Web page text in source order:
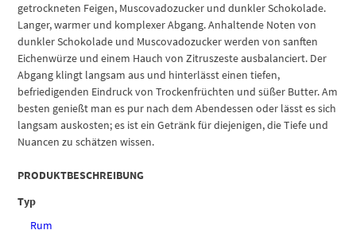
getrockneten Feigen, Muscovadozucker und dunkler Schokolade.
Langer, warmer und komplexer Abgang. Anhaltende Noten von
dunkler Schokolade und Muscovadozucker werden von sanften
Eichenwürze und einem Hauch von Zitruszeste ausbalanciert. Der
Abgang klingt langsam aus und hinterlässt einen tiefen,
befriedigenden Eindruck von Trockenfrüchten und süßer Butter. Am
besten genießt man es pur nach dem Abendessen oder lässt es sich
langsam auskosten; es ist ein Getränk für diejenigen, die Tiefe und
Nuancen zu schätzen wissen.
PRODUKTBESCHREIBUNG
Typ
Rum